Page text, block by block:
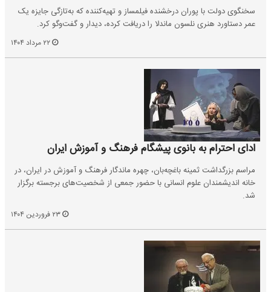
سخنگوی دولت با پوران درخشنده فیلمساز و تهیه‌کننده که به‌تازگی جایزه یک
عمر دستاورد هنری نلسون ماندلا را دریافت کرده، دیدار و گفت‌وگو کرد.
ادای احترام به بانوی پیشگام فرهنگ و آموزش ایران
مراسم بزرگداشت ثمینه باغچه‌بان، چهره ماندگار فرهنگ و آموزش در ایران، در
خانه اندیشمندان علوم انسانی با حضور جمعی از شخصیت‌های برجسته برگزار
شد.